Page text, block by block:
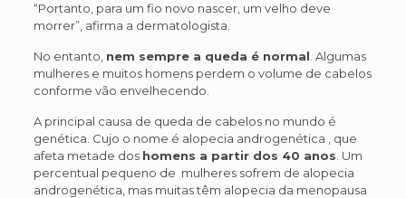
“Portanto, para um fio novo nascer, um velho deve
morrer”, afirma a dermatologista.
No entanto, nem sempre a queda é normal . Algumas
mulheres e muitos homens perdem o volume de cabelos
conforme vão envelhecendo.
A principal causa de queda de cabelos no mundo é
genética. Cujo o nome é alopecia androgenética , que
afeta metade dos homens a partir dos 40 anos . Um
percentual pequeno de mulheres sofrem de alopecia
androgenética, mas muitas têm alopecia da menopausa